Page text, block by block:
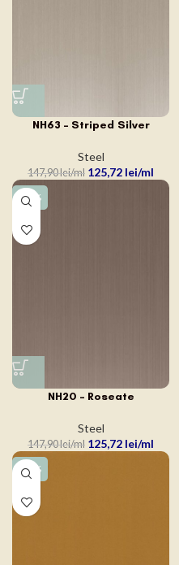
NH63 – Striped Silver
Steel
147,90lei 125,72 lei
-15%
NH20 – Roseate
Steel
147,90lei 125,72 lei
-15%